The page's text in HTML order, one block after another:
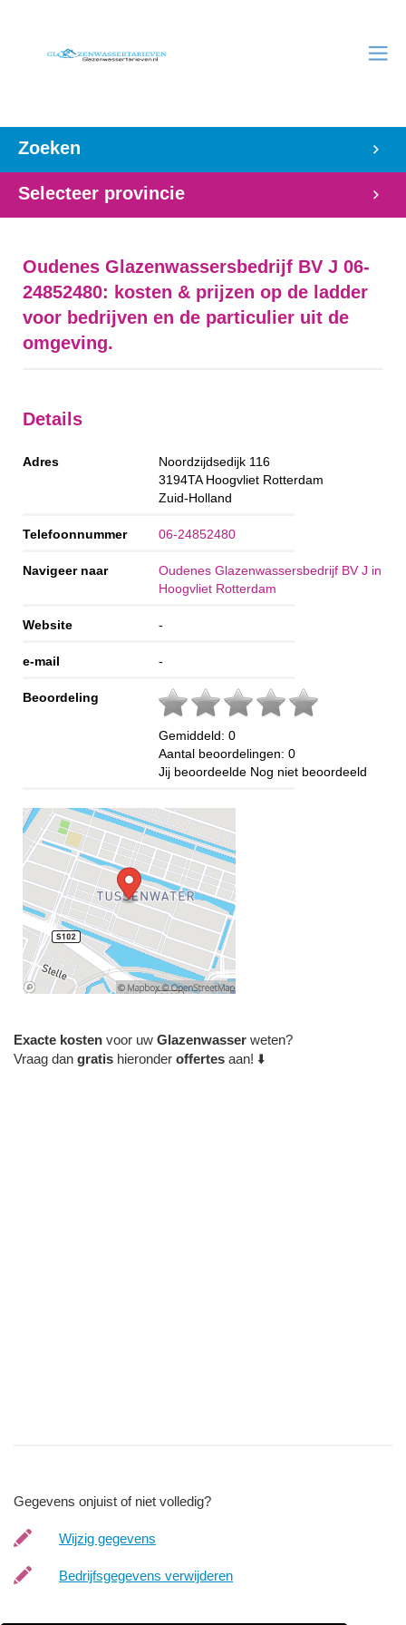
Zoeken
Selecteer provincie
Oudenes Glazenwassersbedrijf BV J 06-
24852480: kosten & prijzen op de ladder
voor bedrijven en de particulier uit de
omgeving.
Details
Adres
Noordzijdsedijk 116
3194TA Hoogvliet Rotterdam
Zuid-Holland
Telefoonnummer 06-24852480
Navigeer naar
Oudenes Glazenwassersbedrijf BV J in
Hoogvliet Rotterdam
Website -
e-mail -
Beoordeling
Gemiddeld: 0
Aantal beoordelingen: 0
Jij beoordeelde Nog niet beoordeeld
Exacte kosten voor uw Glazenwasser weten?
Vraag dan gratis hieronder offertes aan! ⬇️
Gegevens onjuist of niet volledig?
Wijzig gegevens
Bedrijfsgegevens verwijderen